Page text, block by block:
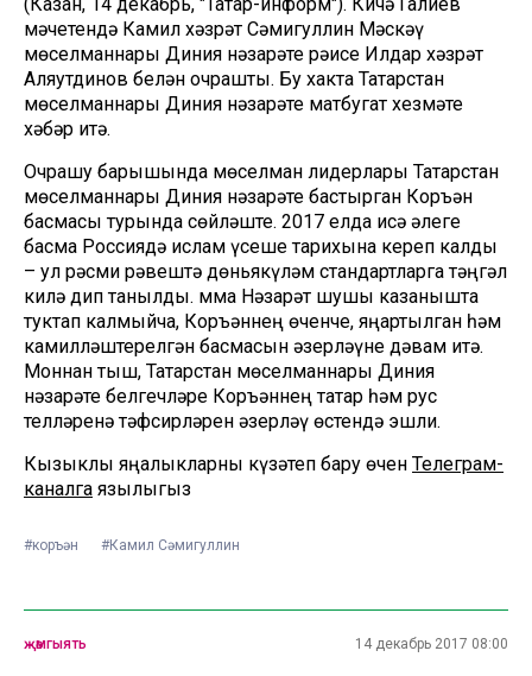
мәчетендә Камил хәзрәт Сәмигуллин Мәскәү
мөселманнары Диния нәзарәте рәисе Илдар хәзрәт
Аляутдинов белән очрашты. Бу хакта Татарстан
мөселманнары Диния нәзарәте матбугат хезмәте
хәбәр итә.
Очрашу барышында мөселман лидерлары Татарстан
мөселманнары Диния нәзарәте бастырган Коръән
басмасы турында сөйләште. 2017 елда исә әлеге
басма Россиядә ислам үсеше тарихына кереп калды
– ул рәсми рәвештә дөньякүләм стандартларга тәңгәл
килә дип танылды. Әмма Нәзарәт шушы казанышта
туктап калмыйча, Коръәннең өченче, яңартылган һәм
камилләштерелгән басмасын әзерләүне дәвам итә.
Моннан тыш, Татарстан мөселманнары Диния
нәзарәте белгечләре Коръәннең татар һәм рус
телләренә тәфсирләрен әзерләү өстендә эшли.
Кызыклы яңалыкларны күзәтеп бару өчен Телеграм-
каналга язылыгыз
#коръән #Камил Сәмигуллин
җәмгыять 14 декабрь 2017 08:00